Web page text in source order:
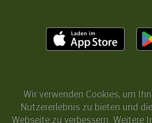
Wir verwenden Cookies, um
Nutzererlebnis zu bieten und
Webseite zu verbessern. Weitere